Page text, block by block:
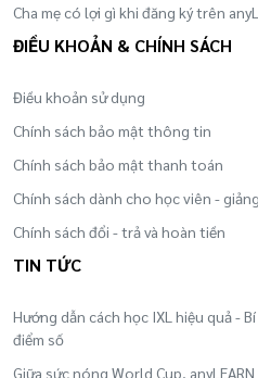
Cha mẹ có lợi gì khi đăng ký trên
ĐIỀU KHOẢN & CHÍNH SÁCH
Điều khoản sử dụng
Chính sách bảo mật thông tin
Chính sách bảo mật thanh toán
Chính sách dành cho học viên -
Chính sách đổi - trả và hoàn tiền
TIN TỨC
Hướng dẫn cách học IXL hiệu quả -
điểm số
Giữa sức nóng World Cup,